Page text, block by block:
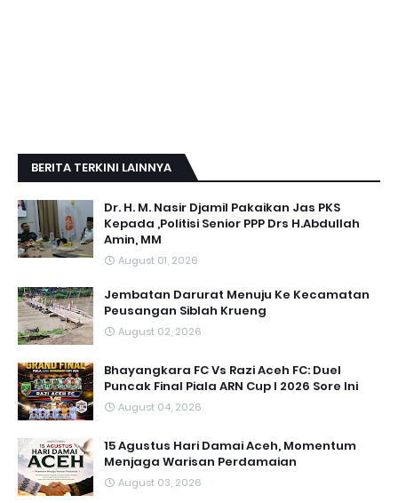
BERITA TERKINI LAINNYA
Dr. H. M. Nasir Djamil Pakaikan Jas PKS
Kepada ,Politisi Senior PPP Drs H.Abdullah
Amin, MM
August 01, 2026
Jembatan Darurat Menuju Ke Kecamatan
Peusangan Siblah Krueng
August 02, 2026
Bhayangkara FC Vs Razi Aceh FC: Duel
Puncak Final Piala ARN Cup I 2026 Sore Ini
August 04, 2026
15 Agustus Hari Damai Aceh, Momentum
Menjaga Warisan Perdamaian
August 03, 2026